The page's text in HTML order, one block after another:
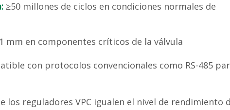
≥50 millones de ciclos en condiciones normales de
mm en componentes críticos de la válvula
con protocolos convencionales como RS-485
los reguladores VPC igualen el nivel de rendimiento